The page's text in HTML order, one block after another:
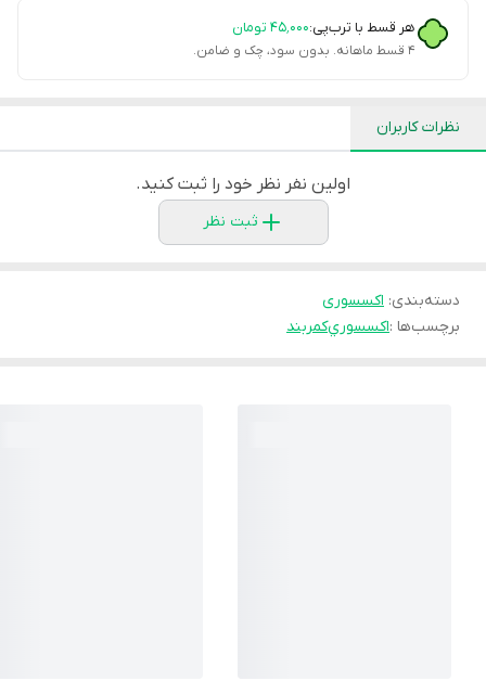
هر قسط با ترب‌پی:۴۵٬۰۰۰ تومان
۴ قسط ماهانه. بدون سود، چک و ضامن.
نظرات کاربران
اولین نفر نظر خود را ثبت کنید.
ثبت نظر
دسته‌بندی: اكسسورى
برچسب‌ها :اكسسوريكمربند